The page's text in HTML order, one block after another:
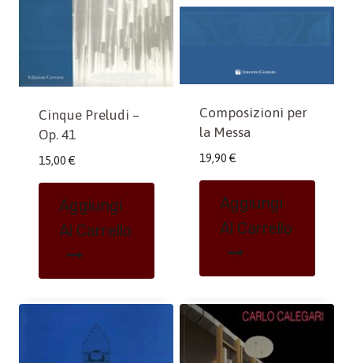
Cinque Preludi –
Op. 41
15,00 €
Aggiungi
Al Carrello
Composizioni per
la Messa
19,90 €
Aggiungi
Al Carrello